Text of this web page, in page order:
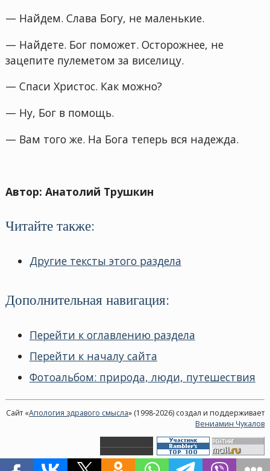
— Найдем. Слава Богу, не маленькие.
— Найдете. Бог поможет. Осторожнее, не
зацепите пулеметом за виселицу.
— Спаси Христос. Как можно?
— Ну, Бог в помощь.
— Вам того же. На Бога теперь вся надежда.
Автор: Анатолий Трушкин
Читайте также:
Другие тексты этого раздела
Дополнительная навигация:
Перейти к оглавлению раздела
Перейти к началу сайта
Фотоальбом: природа, люди, путешествия
Сайт «Апология здравого смысла» (1998-2026) создал и поддерживает
Вениамин Чукалов